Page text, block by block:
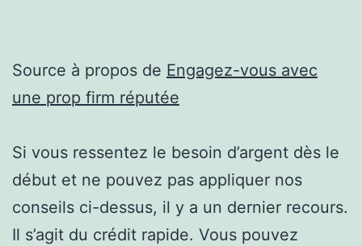
Source à propos de Engagez-vous avec
une prop firm réputée
Si vous ressentez le besoin d’argent dès le
début et ne pouvez pas appliquer nos
conseils ci-dessus, il y a un dernier recours.
Il s’agit du crédit rapide. Vous pouvez